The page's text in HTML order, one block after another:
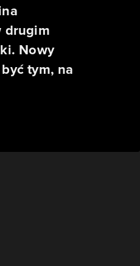
drugim
Nowy
tym, na